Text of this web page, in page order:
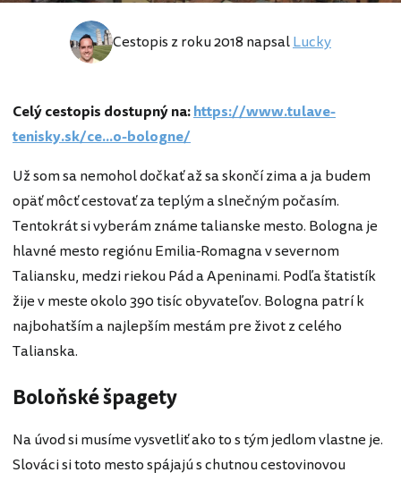
Cestopis z roku 2018 napsalLucky
Celý cestopis dostupný na:https://www.tulave-
tenisky.sk/ce...o-bologne/
Už som sa nemohol dočkať až sa skončí zima a ja budem
opäť môcť cestovať za teplým a slnečným počasím.
Tentokrát si vyberám známe talianske mesto. Bologna je
hlavné mesto regiónu Emilia-Romagna v severnom
Taliansku, medzi riekou Pád a Apeninami. Podľa štatistík
žije v meste okolo 390 tisíc obyvateľov. Bologna patrí k
najbohatším a najlepším mestám pre život z celého
Talianska.
Boloňské špagety
Na úvod si musíme vysvetliť ako to s tým jedlom vlastne je.
Slováci si toto mesto spájajú s chutnou cestovinovou